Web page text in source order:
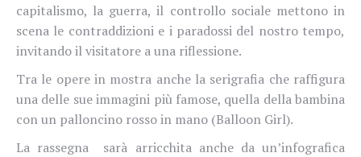
capitalismo, la guerra, il controllo sociale mettono in
scena le contraddizioni e i paradossi del nostro tempo,
invitandoil visitatore a una riflessione.
Tra le opere in mostra anche la serigrafia che raffigura
una delle sue immagini più famose, quella della bambina
con un palloncino rosso in mano (Balloon Girl).
La rassegna
sarà arricchita anche da un’infografica